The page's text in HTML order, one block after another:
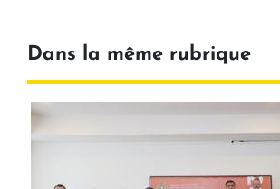
Dans la même rubrique